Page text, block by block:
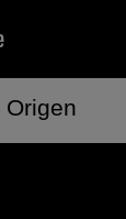
Origen